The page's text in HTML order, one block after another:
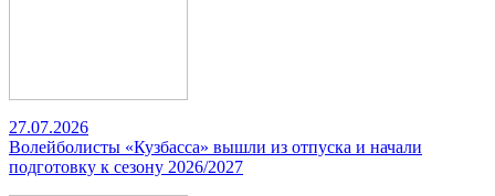
27.07.2026
Волейболисты «Кузбасса» вышли из отпуска и начали
подготовку к сезону 2026/2027